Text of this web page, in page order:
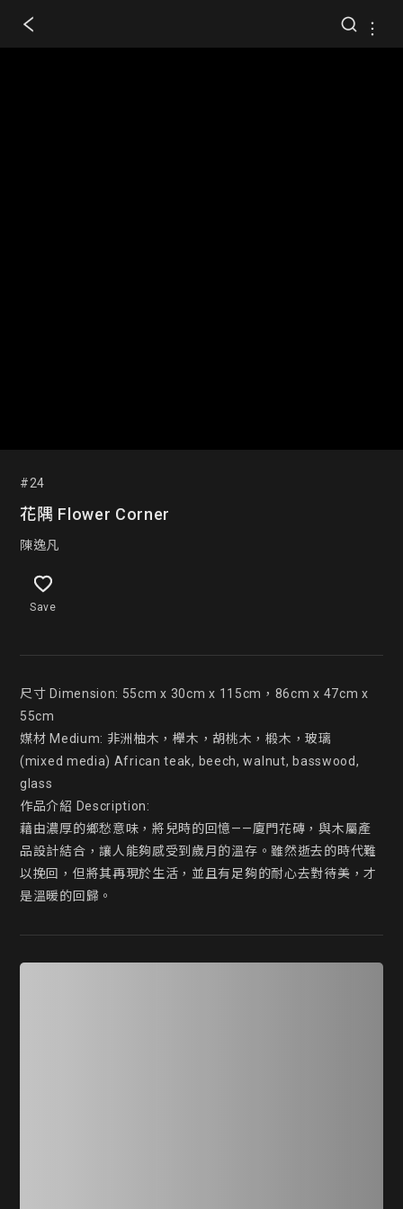
#24
花隅 Flower Corner
陳逸凡
Save
尺寸 Dimension: 55cm x 30cm x 115cm，86cm x 47cm x
55cm
媒材 Medium: 非洲柚木，櫸木，胡桃木，椴木，玻璃
(mixed media) African teak, beech, walnut, basswood,
glass
作品介紹 Description:
藉由濃厚的鄉愁意味，將兒時的回憶——廈門花磚，與木屬產
品設計結合，讓人能夠感受到歲月的溫存。雖然逝去的時代難
以挽回，但將其再現於生活，並且有足夠的耐心去對待美，才
是溫暖的回歸。